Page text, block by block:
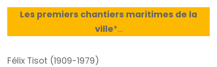
Les premiers chantiers maritimes de la
ville*…
Félix Tisot (1909-1979)